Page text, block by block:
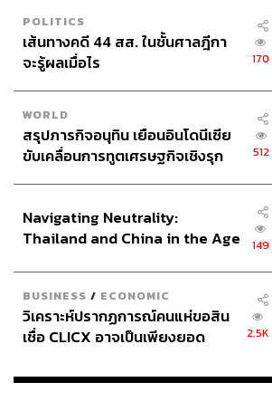
POLITICS
เส้นทางคดี 44 สส. ในชั้นศาลฎีกา
จะรู้ผลเมื่อไร
170
WORLD
สรุปภารกิจอนุทิน เยือนอินโดนีเซีย
ขับเคลื่อนการทูตเศรษฐกิจเชิงรุก
512
Navigating Neutrality:
Thailand and China in the Age
149
BUSINESS / ECONOMIC
วิเคราะห์ปรากฏการณ์คนแห่ขอสิน
เชื่อ CLICX อาจเป็นเพียงยอด
เรือนไทยที่ถูกซุกไว้
2.5K